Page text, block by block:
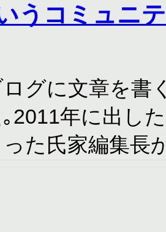
うコミュニ
グに文章を書
2011年に出し
った氏家編集長